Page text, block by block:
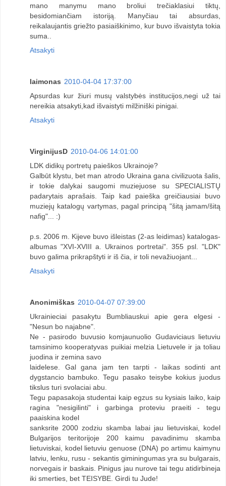
mano manymu mano broliui trečiaklasiui tiktų,
besidomiančiam istoriją. Manyčiau tai absurdas,
reikalaujantis griežto pasiaiškinimo, kur buvo išvaistyta tokia
suma..
Atsakyti
laimonas 2010-04-04 17:37:00
Apsurdas kur žiuri musų valstybės institucijos,negi už tai
nereikia atsakyti,kad išvaistyti milžiniški pinigai.
Atsakyti
VirginijusD 2010-04-06 14:01:00
LDK didikų portretų paieškos Ukrainoje?
Galbūt klystu, bet man atrodo Ukraina gana civilizuota šalis,
ir tokie dalykai saugomi muziejuose su SPECIALISTŲ
padarytais aprašais. Taip kad paieška greičiausiai buvo
muziejų katalogų vartymas, pagal principą "šitą jamam/šitą
nafig"... :)
p.s. 2006 m. Kijeve buvo išleistas (2-as leidimas) katalogas-
albumas "XVI-XVIII a. Ukrainos portretai". 355 psl. "LDK"
buvo galima prikrapštyti ir iš čia, ir toli nevažiuojant...
Atsakyti
Anonimiškas 2010-04-07 07:39:00
Ukrainieciai pasakytu Bumbliauskui apie gera elgesi -
"Nesun bo najabne".
Ne - pasirodo buvusio komjaunuolio Gudaviciaus lietuviu
tamsinimo kooperatyvas puikiai melzia Lietuvele ir ja toliau
juodina ir zemina savo
laidelese. Gal gana jam ten tarpti - laikas sodinti ant
dygstancio bambuko. Tegu pasako teisybe kokius juodus
tikslus turi svolaciai abu.
Tegu papasakoja studentai kaip egzus su kysiais laiko, kaip
ragina "nesigilinti" i garbinga proteviu praeiti - tegu
paaiskina kodel
sanksrite 2000 zodziu skamba labai jau lietuviskai, kodel
Bulgarijos teritorijoje 200 kaimu pavadinimu skamba
lietuviskai, kodel lietuviu genuose (DNA) po artimu kaimynu
latviu, lenku, rusu - sekantis giminingumas yra su bulgarais,
norvegais ir baskais. Pinigus jau nurove tai tegu atidirbineja
iki smerties, bet TEISYBE. Girdi tu Jude!